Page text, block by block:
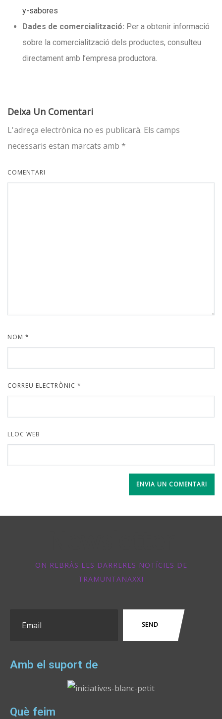
y-sabores
Dades de comercialització: Per a obtenir informació
sobre la comercialització dels productes, consulteu
directament amb l’empresa productora.
Deixa Un Comentari
L'adreça electrònica no es publicarà. Els camps
necessaris estan marcats amb *
COMENTARI
NOM *
CORREU ELECTRÒNIC *
LLOC WEB
ON REBRÀS LES DARRERES NOTÍCIES DE
TRAMUNTANAXXI
Amb el suport de
Què feim